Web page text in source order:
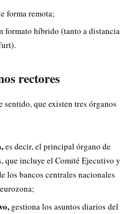
forma remota;
formato híbrido (tanto a distancia
rectores
sentido, que existen tres órganos
es decir, el principal órgano de
que incluye el Comité Ejecutivo y
los bancos centrales nacionales
gestiona los asuntos diarios del